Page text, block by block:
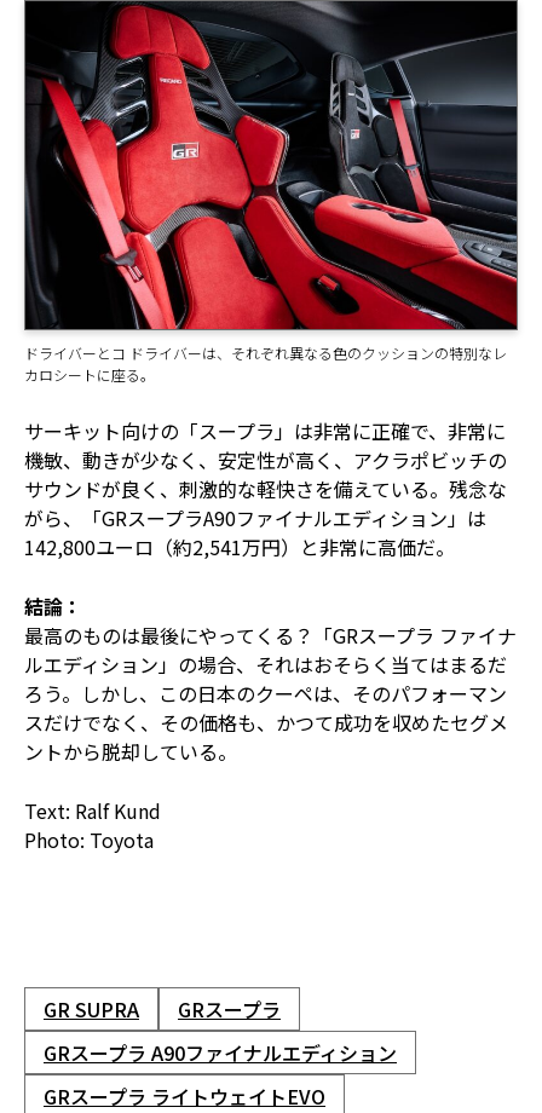
ドライバーとコ ドライバーは、それぞれ異なる色のクッションの特別なレ
カロシートに座る。
サーキット向けの「スープラ」は非常に正確で、非常に
機敏、動きが少なく、安定性が高く、アクラポビッチの
サウンドが良く、刺激的な軽快さを備えている。残念な
がら、「GRスープラA90ファイナルエディション」は
142,800ユーロ（約2,541万円）と非常に高価だ。
結論：
最高のものは最後にやってくる？「GRスープラ ファイナ
ルエディション」の場合、それはおそらく当てはまるだ
ろう。しかし、この日本のクーペは、そのパフォーマン
スだけでなく、その価格も、かつて成功を収めたセグメ
ントから脱却している。
Text: Ralf Kund
Photo: Toyota
GR SUPRA
GRスープラ
GRスープラ A90ファイナルエディション
GRスープラ ライトウェイトEVO